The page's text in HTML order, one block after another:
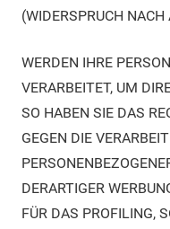
(WIDERSPRUCH
WERDEN IHRE
VERARBEITET, UM
SO HABEN SIE DAS
GEGEN DIE
DERARTIGER
FÜR DAS PROFILING,